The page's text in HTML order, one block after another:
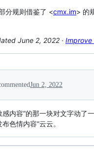
分规则借鉴了 <cmx.im> 的
June 2, 2022 · Improve
Jun 2, 2022
感内容”的那一块对文字动了
色情内容”云云。